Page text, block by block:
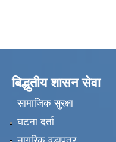
बिद्धुतीय शासन सेवा
सामाजिक सुरक्षा
घटना दर्ता